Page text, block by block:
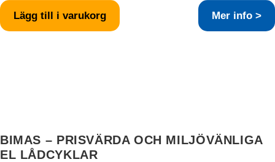
Lägg till i varukorg Mer info >
BIMAS – PRISVÄRDA OCH MILJÖVÄNLIGA
EL LÅDCYKLAR